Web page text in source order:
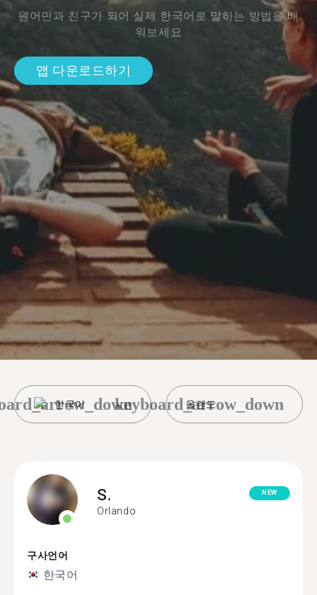
원어민과 친구가 되어 실제 한국어로 말하는 방법을 배
워보세요
앱 다운로드하기
한국어 올랜도
keyboard_arrow_down
S.
Orlando
NEW
구사언어
한국어